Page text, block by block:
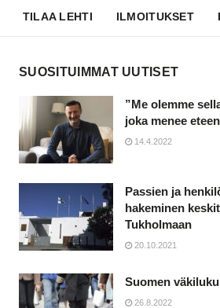
TILAA LEHTI ILMOITUKSET
SUOSITUIMMAT UUTISET
”Me olemme
joka menee
14.4.2022
Passien ja
hakeminen
Tukholmaan
20.10.2021
Suomen
26.8.2022